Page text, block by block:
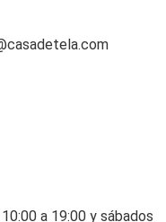
a 19:00 y sábados